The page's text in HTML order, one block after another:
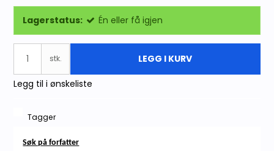
Lagerstatus: Én eller få igjen
stk. LEGG I KURV
Legg til i ønskeliste
Tagger
Søk på forfatter